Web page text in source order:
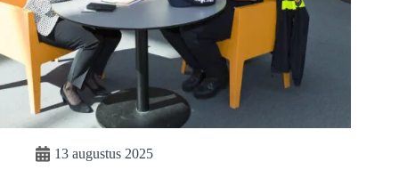
13 augustus 2025